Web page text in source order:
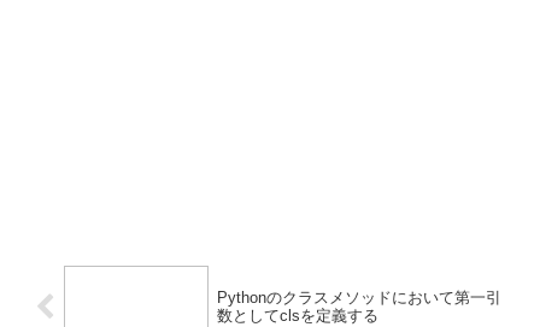
Pythonのクラスメソッドにおいて第一引
数としてclsを定義する